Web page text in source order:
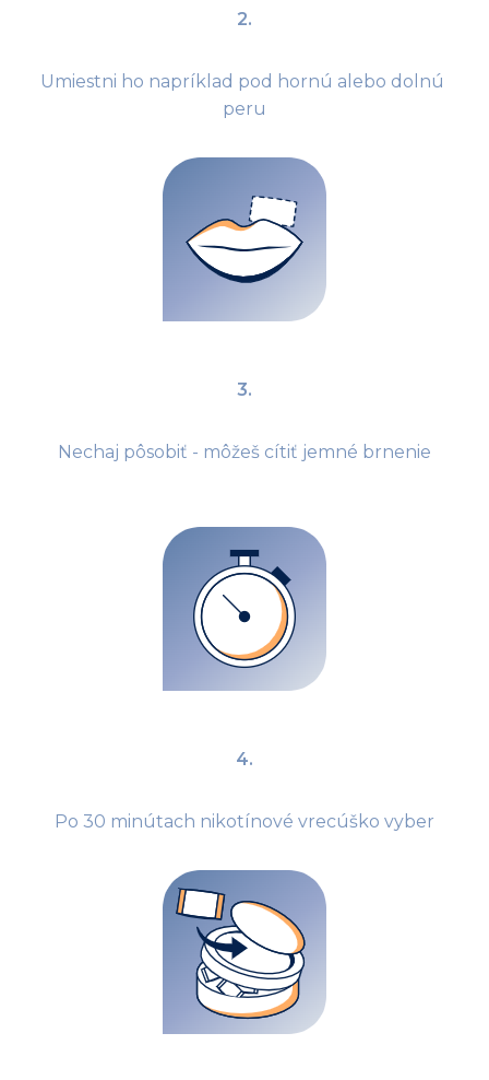
2.
Umiestni ho napríklad pod hornú alebo dolnú
peru
3.
Nechaj pôsobiť - môžeš cítiť jemné brnenie
4.
Po 30 minútach nikotínové vrecúško vyber